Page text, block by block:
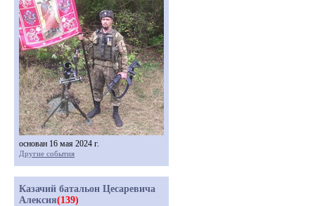
основан 16 мая 2024 г.
Другие события
Казачий батальон Цесаревича
Алексия(139)